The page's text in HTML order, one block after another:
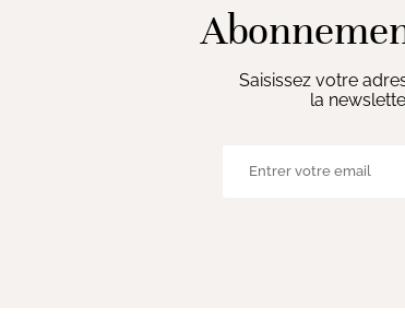
Saisissez votre
la